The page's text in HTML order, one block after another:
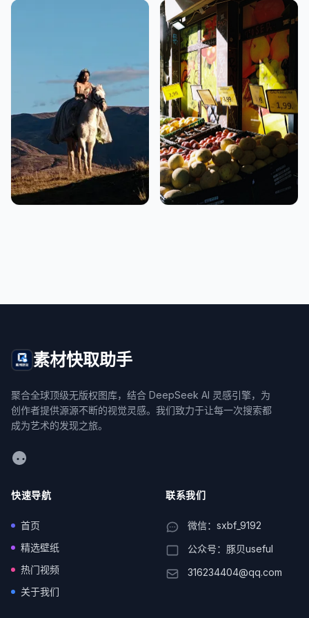
素材快取助手
聚合全球顶级无版权图库，结合 DeepSeek AI 灵感引擎，为
创作者提供源源不断的视觉灵感。我们致力于让每一次搜索都
成为艺术的发现之旅。
WeChat
快速导航
首页
精选壁纸
热门视频
关于我们
联系我们
微信：sxbf_9192
公众号：豚贝useful
316234404@qq.com